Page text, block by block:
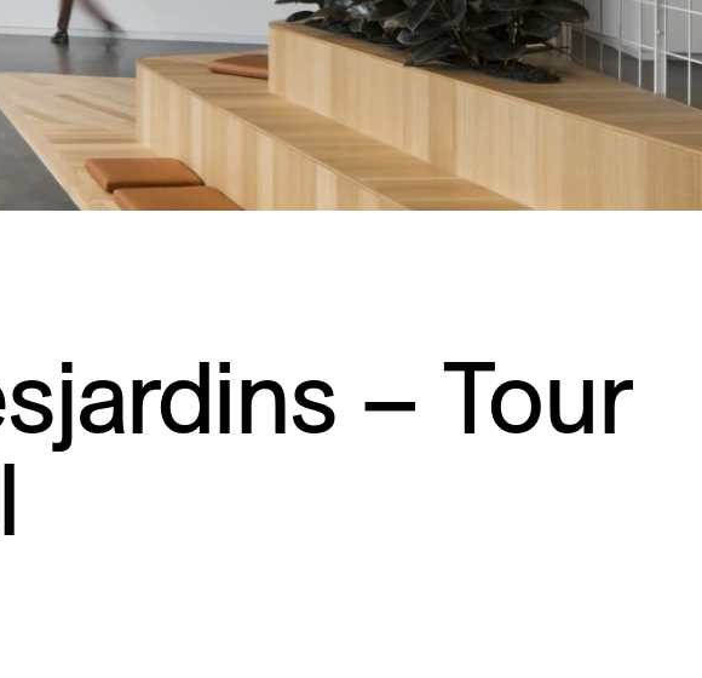
Résidentiel
Restauration
Sport et divertissement
Transport
– Tour